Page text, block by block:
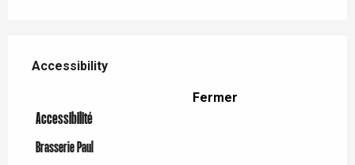
Accessibility
Accessibility
Fermer
Accessibilité
Brasserie Paul